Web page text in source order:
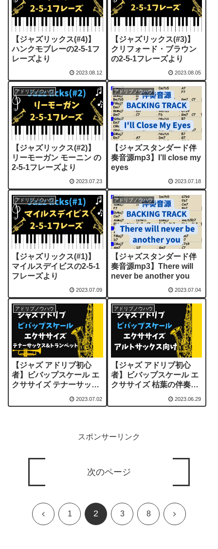
【ジャズリックス(#4)】
ハンクモブレーの2-5-1フ
レーズより
2023.08.12
【ジャズリックス(#3)】
クリフォード・ブラウン
の2-5-1フレーズより
2023.08.05
アドリブノウハウ
【ジャズリックス(#2)】
リーモーガン モーニン の
2-5-1フレーズより
2023.07.23
アドリブノウハウ
【ジャズスタンダード伴
奏音源mp3】I’ll close my
eyes
2023.07.18
アドリブノウハウ
【ジャズリックス(#1)】
マイルスデイビスの2-5-1
フレーズより
2023.07.09
アドリブノウハウ
【ジャズスタンダード伴
奏音源mp3】There will
never be another you
2023.07.04
アドリブノウハウ
【ジャズ アドリブ初心
者】ビバップスケール エ
クササイズ テナーサック
2023.07.02
アドリブノウハウ
【ジャズ アドリブ初心
者】ビバップスケール エ
クササイズ 枯葉の伴奏に
2023.06.29
スポンサーリンク
次のページ
前 1 2 3 8 次